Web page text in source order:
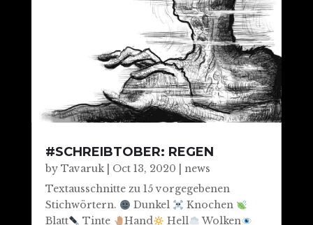
#SCHREIBTOBER: REGEN
by Tavaruk| Oct 13, 2020
news
Textausschnitte zu 15 vorgegebenen
Stichwörtern.
Dunkel
Knochen
Blatt
Tinte Hand Hell
Wolken